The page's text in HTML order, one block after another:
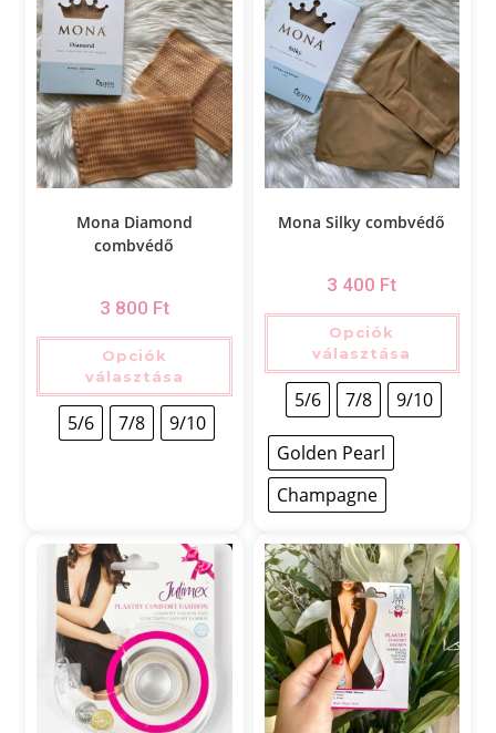
Mona Diamond
combvédő
3 800 Ft
Opciók
választása
5/6 7/8 9/10
Mona Silky combvédő
3 400 Ft
Opciók
választása
5/6 7/8 9/10
Golden Pearl
Champagne